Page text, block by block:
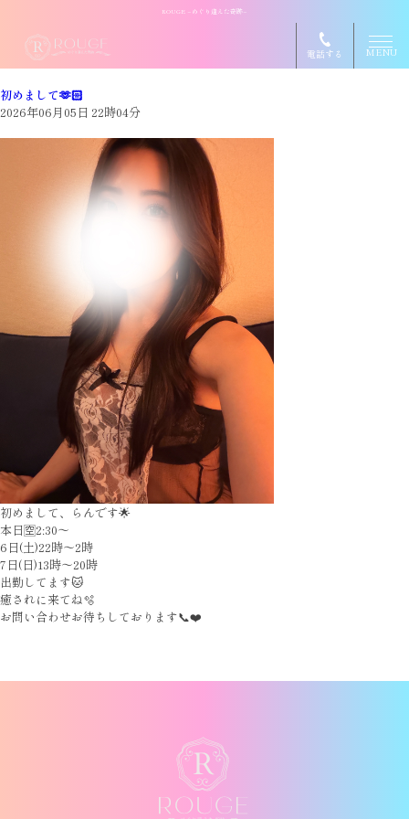
ROUGE ~めぐり逢えた奇跡~
電話する MENU
初めまして🫶🏻
2026年06月05日 22時04分
初めまして、らんです🌟
本日🈳2:30〜
6日(土)22時〜2時
7日(日)13時〜20時
出勤してます🐱
癒されに来てね🫧
お問い合わせお待ちしております📞❤️